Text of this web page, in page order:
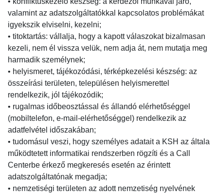
valamint az adatszolgáltatókkal kapcsolatos problémákat
igyekszik elviselni, kezelni;
• titoktartás: vállalja, hogy a kapott válaszokat bizalmasan
kezeli, nem él vissza velük, nem adja át, nem mutatja meg
harmadik személynek;
• helyismeret, tájékozódási, térképkezelési készség: az
összeírási területen, településen helyismerettel
rendelkezik, jól tájékozódik;
• rugalmas időbeosztással és állandó elérhetőséggel
(mobiltelefon, e-mail-elérhetőséggel) rendelkezik az
adatfelvétel időszakában;
• tudomásul veszi, hogy személyes adatait a KSH az általa
működtetett informatikai rendszerben rögzíti és a Call
Centerbe érkező megkeresés esetén az érintett
adatszolgáltatónak megadja;
• nemzetiségi területen az adott nemzetiség nyelvének